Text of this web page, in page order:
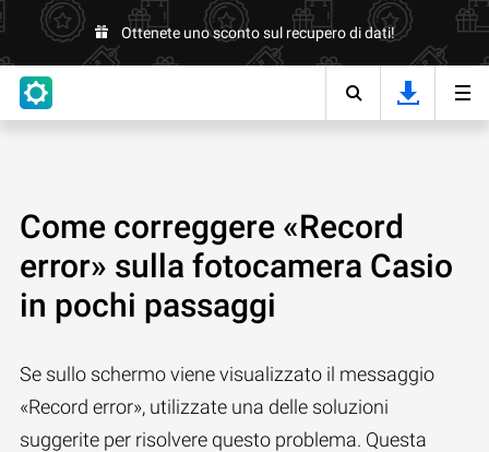
Ottenete uno sconto sul recupero di dati!
Come correggere «Record
error» sulla fotocamera Casio
in pochi passaggi
Se sullo schermo viene visualizzato il messaggio
«Record error», utilizzate una delle soluzioni
suggerite per risolvere questo problema. Questa